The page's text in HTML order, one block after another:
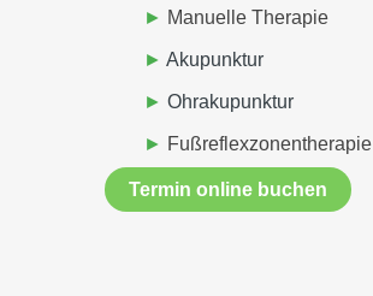
Manuelle Therapie
Akupunktur
Ohrakupunktur
Fußreflexzonentherapie
Termin online buchen